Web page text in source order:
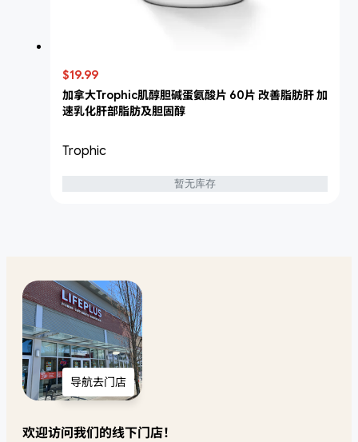
$19.99
加拿大Trophic肌醇胆碱蛋氨酸片 60片 改善脂肪肝 加
速乳化肝部脂肪及胆固醇
Trophic
暂无库存
导航去门店
欢迎访问我们的线下门店！